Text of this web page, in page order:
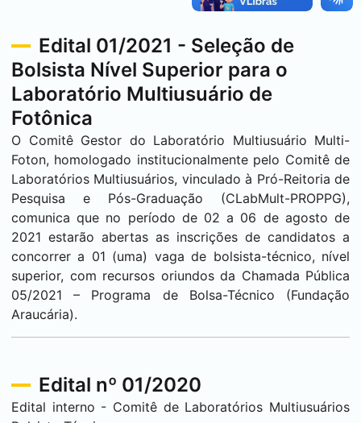
Edital 01/2021 - Seleção de
Bolsista Nível Superior para o
Laboratório Multiusuário de
Fotônica
O Comitê Gestor do Laboratório Multiusuário Multi-
Foton, homologado institucionalmente pelo Comitê de
Laboratórios Multiusuários, vinculado à Pró-Reitoria de
Pesquisa e Pós-Graduação (CLabMult-PROPPG),
comunica que no período de 02 a 06 de agosto de
2021 estarão abertas as inscrições de candidatos a
concorrer a 01 (uma) vaga de bolsista-técnico, nível
superior, com recursos oriundos da Chamada Pública
05/2021 – Programa de Bolsa-Técnico (Fundação
Araucária).
Edital nº 01/2020
Edital interno - Comitê de Laboratórios Multiusuários